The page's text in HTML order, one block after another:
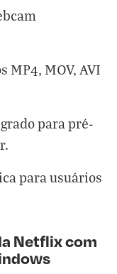
MP4, MOV, AVI
para pré-
para usuários
Netflix com